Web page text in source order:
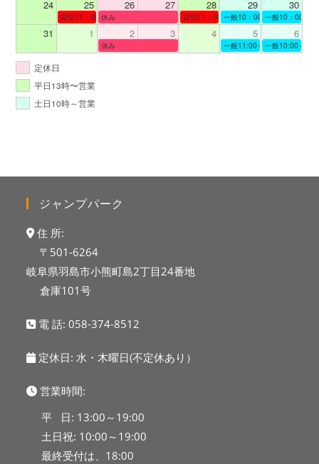
24 25 26 27 28 29 30
貸切11：00～12：00
休み 貸切11：00～12：00一般10：00～19：00
一般10：00～
31 1 2 3 4 5 6
休み 一般11:00～19:00一般10:00～
定休日
平日13時〜営業
土日10時～営業
ジャンプパーク
住 所:
〒501-6264
岐阜県羽島市小熊町島2丁目24番地
倉庫101号
電 話:058-374-8512
定休日: 水・木曜日(不定休あり）
営業時間:
平 日: 13:00～19:00
土日祝: 10:00～19:00
最終受付は、18:00